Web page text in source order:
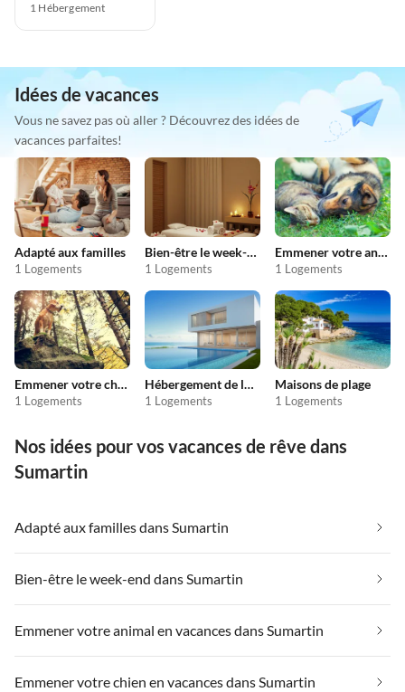
1 Hébergement
Idées de vacances
Vous ne savez pas où aller ? Découvrez des idées de
vacances parfaites!
Adapté aux familles
1 Logements
Bien-être le week-end
1 Logements
Emmener votre animal en vacances
1 Logements
Emmener votre chien en vacances
1 Logements
Hébergement de luxe
1 Logements
Maisons de plage
1 Logements
Nos idées pour vos vacances de rêve dans
Sumartin
Adapté aux familles dans Sumartin
Bien-être le week-end dans Sumartin
Emmener votre animal en vacances dans Sumartin
Emmener votre chien en vacances dans Sumartin